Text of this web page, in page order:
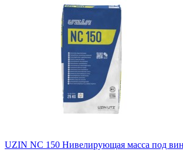
UZIN NC 150 Нивелирующая масса под